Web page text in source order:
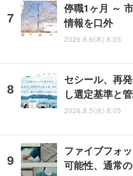
停職1ヶ月 ～
情報を口外
2026.8.6(木) 8:05
セシール、再
し選定基準と
2026.8.5(水) 8:05
ファイブフォ
可能性、通常